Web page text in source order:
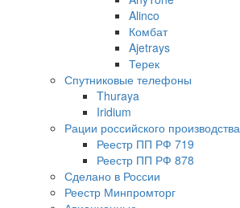
Alinco
Комбат
Ajetrays
Терек
Спутниковые телефоны
Thuraya
Iridium
Рации российского производства
Реестр ПП РФ 719
Реестр ПП РФ 878
Сделано в России
Реестр Минпромторг